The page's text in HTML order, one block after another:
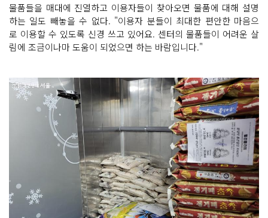
물품들을 매대에 진열하고 이용자들이 찾아오면 물품에 대해 설명
하는 일도 빼놓을 수 없다. "이용자 분들이 최대한 편안한 마음으
로 이용할 수 있도록 신경 쓰고 있어요. 센터의 물품들이 어려운 살
림에 조금이나마 도움이 되었으면 하는 바람입니다."